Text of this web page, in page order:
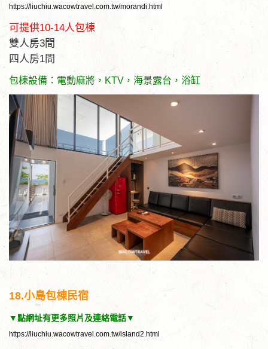
https://liuchiu.wacowtravel.com.tw/morandi.html
可提供10-14人包棟
雙人房3間
四人房1間
包棟設備：電動麻將，KTV，海景露台，浴缸
18.小島包棟民宿
▼點網址有更多照片及連絡電話▼
https://liuchiu.wacowtravel.com.tw/island2.html